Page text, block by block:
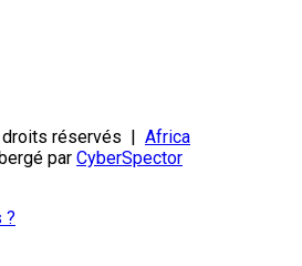
droits réservés | Africa
par CyberSpector
?